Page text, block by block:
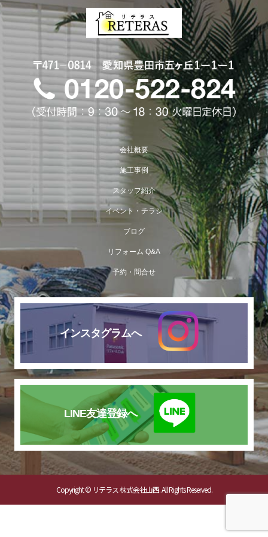
会社概要
施工事例
スタッフ紹介
イベント・チラシ
ブログ
リフォーム Q&A
予約・問合せ
インスタグラムへ
LINE友達登録へ
Copyright © リテラス 株式会社山西. All Rights Reserved.